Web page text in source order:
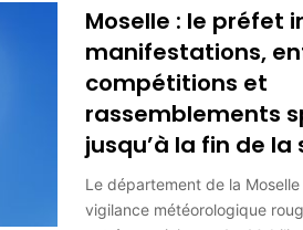
Moselle : le préfet
manifestations,
compétitions et
rassemblements
jusqu’à la fin de la
Le département de la
vigilance météorologique